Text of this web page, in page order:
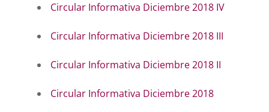
Circular Informativa Diciembre 2018 IV
Circular Informativa Diciembre 2018 III
Circular Informativa Diciembre 2018 II
Circular Informativa Diciembre 2018